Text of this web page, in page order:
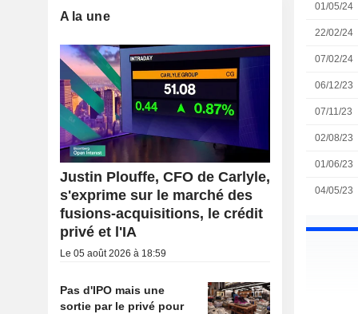
01/05/24
22/02/24
07/02/24
06/12/23
07/11/23
02/08/23
01/06/23
04/05/23
A la une
Justin Plouffe, CFO de Carlyle,
s'exprime sur le marché des
fusions-acquisitions, le crédit
privé et l'IA
Le 05 août 2026 à 18:59
Pas d'IPO mais une
sortie par le privé pour